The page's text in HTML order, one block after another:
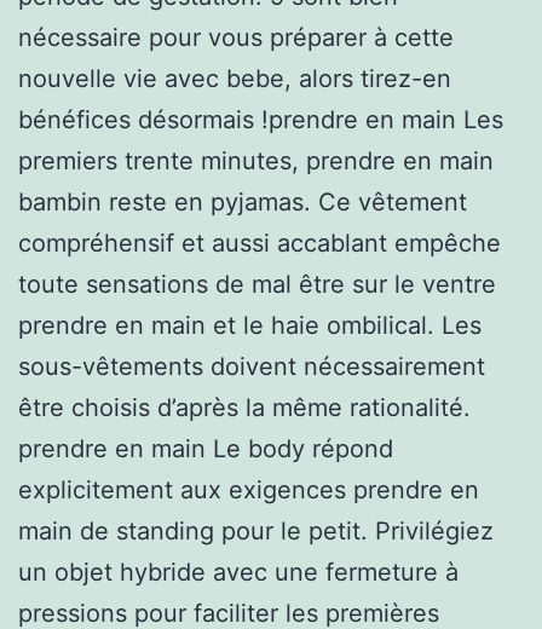
nécessaire pour vous préparer à cette
nouvelle vie avec bebe, alors tirez-en
bénéfices désormais !prendre en main Les
premiers trente minutes, prendre en main
bambin reste en pyjamas. Ce vêtement
compréhensif et aussi accablant empêche
toute sensations de mal être sur le ventre
prendre en main et le haie ombilical. Les
sous-vêtements doivent nécessairement
être choisis d’après la même rationalité.
prendre en main Le body répond
explicitement aux exigences prendre en
main de standing pour le petit. Privilégiez
un objet hybride avec une fermeture à
pressions pour faciliter les premières